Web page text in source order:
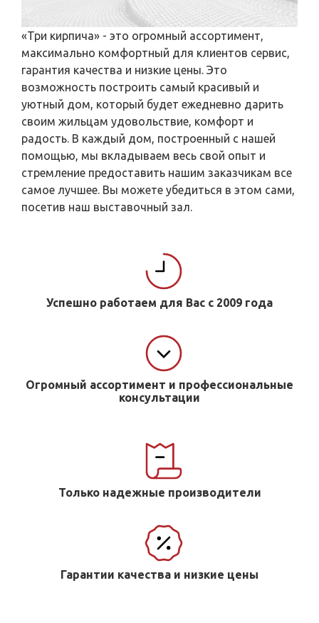
«Три кирпича» - это огромный ассортимент,
максимально комфортный для клиентов сервис,
гарантия качества и низкие цены. Это
возможность построить самый красивый и
уютный дом, который будет ежедневно дарить
своим жильцам удовольствие, комфорт и
радость. В каждый дом, построенный с нашей
помощью, мы вкладываем весь свой опыт и
стремление предоставить нашим заказчикам все
самое лучшее. Вы можете убедиться в этом сами,
посетив наш выставочный зал.
Успешно работаем для Вас с 2009 года
Огромный ассортимент и профессиональные
консультации
Только надежные производители
Гарантии качества и низкие цены